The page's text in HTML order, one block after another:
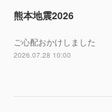
熊本地震2026
ご心配おかけしました
2026.07.28 10:00